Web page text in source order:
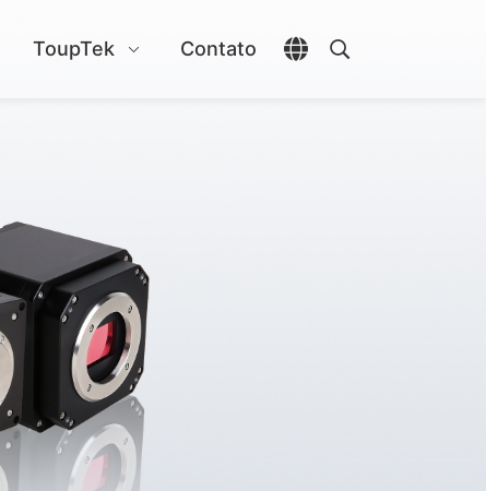
ToupTek Contato
Abrir seletor de
Abrir pesquisa